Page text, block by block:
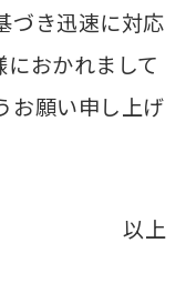
づき迅速に対応
におかれまして
お願い申し上げ
以上